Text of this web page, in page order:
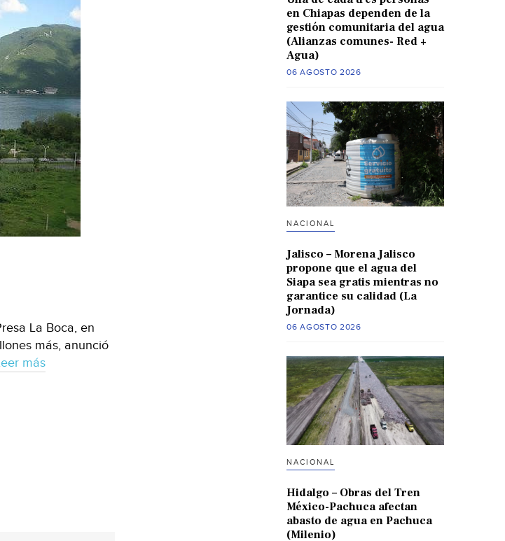
La Boca, en
más, anunció
más
en Chiapas dependen de la
gestión comunitaria del agua
(Alianzas comunes- Red +
Agua)
06 AGOSTO 2026
NACIONAL
Jalisco – Morena Jalisco
propone que el agua del
Siapa sea gratis mientras no
garantice su calidad (La
Jornada)
06 AGOSTO 2026
NACIONAL
Hidalgo – Obras del Tren
México-Pachuca afectan
abasto de agua en Pachuca
(Milenio)